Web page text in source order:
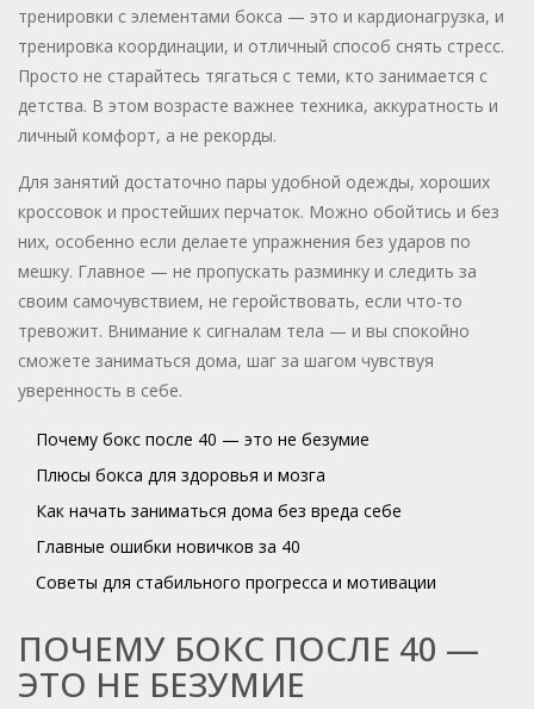
тренировки с элементами бокса — это и кардионагрузка, и
тренировка координации, и отличный способ снять стресс.
Просто не старайтесь тягаться с теми, кто занимается с
детства. В этом возрасте важнее техника, аккуратность и
личный комфорт, а не рекорды.
Для занятий достаточно пары удобной одежды, хороших
кроссовок и простейших перчаток. Можно обойтись и без
них, особенно если делаете упражнения без ударов по
мешку. Главное — не пропускать разминку и следить за
своим самочувствием, не геройствовать, если что-то
тревожит. Внимание к сигналам тела — и вы спокойно
сможете заниматься дома, шаг за шагом чувствуя
уверенность в себе.
Почему бокс после 40 — это не безумие
Плюсы бокса для здоровья и мозга
Как начать заниматься дома без вреда себе
Главные ошибки новичков за 40
Советы для стабильного прогресса и мотивации
ПОЧЕМУ БОКС ПОСЛЕ 40 —
ЭТО НЕ БЕЗУМИЕ